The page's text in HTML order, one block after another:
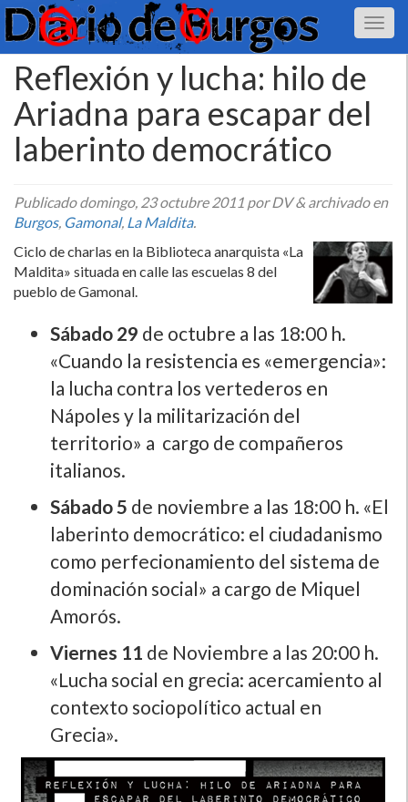
Reflexión y lucha: hilo de
Ariadna para escapar del
laberinto democrático
Publicadodomingo, 23 octubre 2011 por DV&archivado en
Burgos, Gamonal, La Maldita.
Ciclo de charlas en la Biblioteca anarquista «La
Maldita» situada en calle las escuelas 8 del
pueblo de Gamonal.
Sábado 29 de octubre a las 18:00 h.
«Cuando la resistencia es «emergencia»:
la lucha contra los vertederos en
Nápoles y la militarización del
territorio» a cargo de compañeros
italianos.
Sábado 5 de noviembre a las 18:00 h. «El
laberinto democrático: el ciudadanismo
como perfecionamiento del sistema de
dominación social» a cargo de Miquel
Amorós.
Viernes 11 de Noviembre a las 20:00 h.
«Lucha social en grecia: acercamiento al
contexto sociopolí­tico actual en
Grecia».